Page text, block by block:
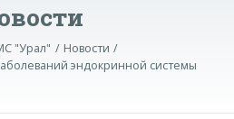
"Урал"
Новости
эндокринной системы